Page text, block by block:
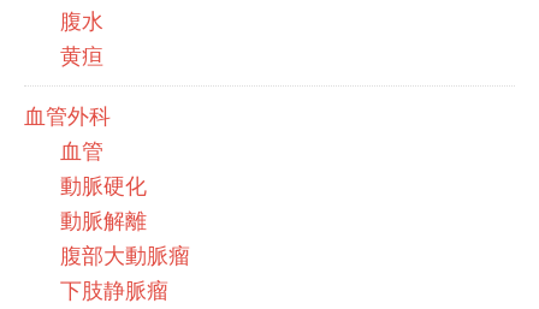
腹水
黄疸
血管外科
血管
動脈硬化
動脈解離
腹部大動脈瘤
下肢静脈瘤